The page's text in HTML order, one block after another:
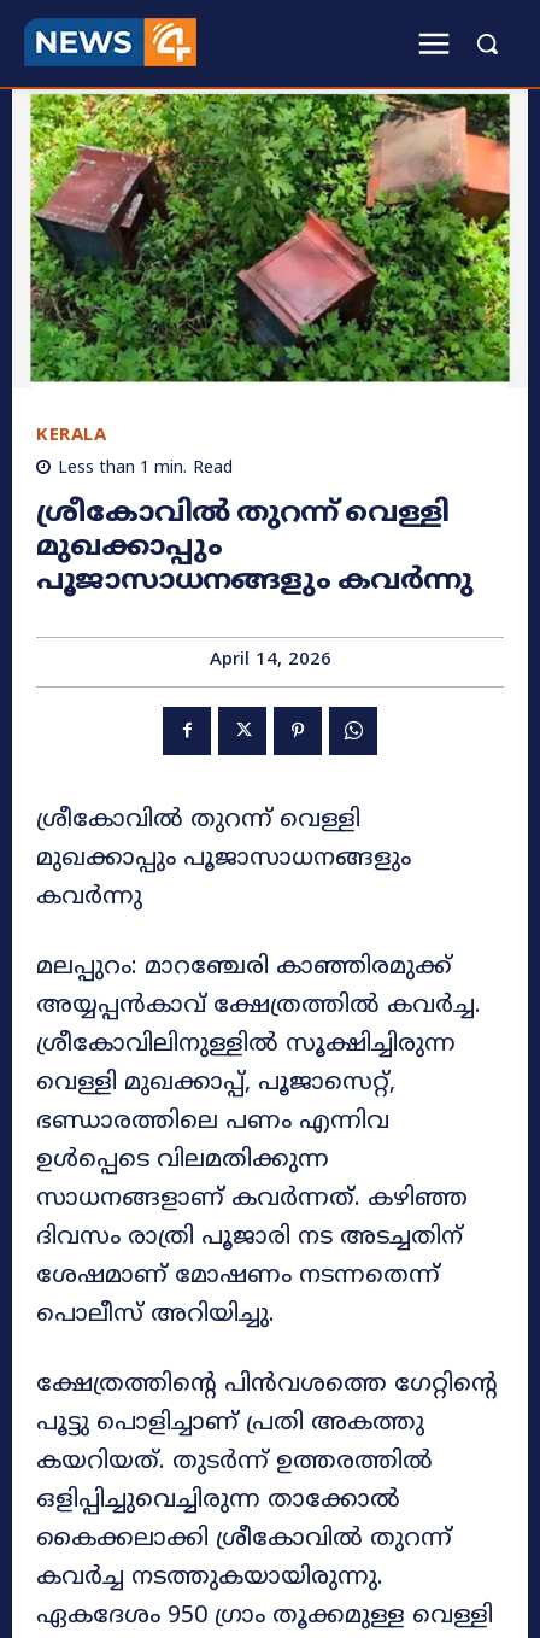
KERALA
Less than 1 min. Read
ശ്രീകോവിൽ തുറന്ന് വെള്ളി
മുഖക്കാപ്പും
പൂജാസാധനങ്ങളും കവർന്നു
April 14, 2026
ശ്രീകോവിൽ തുറന്ന് വെള്ളി
മുഖക്കാപ്പും പൂജാസാധനങ്ങളും
കവർന്നു
മലപ്പുറം: മാറഞ്ചേരി കാഞ്ഞിരമുക്ക്
അയ്യപ്പന്‍കാവ് ക്ഷേത്രത്തിൽ കവർച്ച.
ശ്രീകോവിലിനുള്ളിൽ സൂക്ഷിച്ചിരുന്ന
വെള്ളി മുഖക്കാപ്പ്, പൂജാസെറ്റ്,
ഭണ്ഡാരത്തിലെ പണം എന്നിവ
ഉൾപ്പെടെ വിലമതിക്കുന്ന
സാധനങ്ങളാണ് കവർന്നത്. കഴിഞ്ഞ
ദിവസം രാത്രി പൂജാരി നട അടച്ചതിന്
ശേഷമാണ് മോഷണം നടന്നതെന്ന്
പൊലീസ് അറിയിച്ചു.
ക്ഷേത്രത്തിന്റെ പിന്‍വശത്തെ ഗേറ്റിന്റെ
പൂട്ടു പൊളിച്ചാണ് പ്രതി അകത്തു
കയറിയത്. തുടർന്ന് ഉത്തരത്തിൽ
ഒളിപ്പിച്ചുവെച്ചിരുന്ന താക്കോൽ
കൈക്കലാക്കി ശ്രീകോവിൽ തുറന്ന്
കവർച്ച നടത്തുകയായിരുന്നു.
ഏകദേശം 950 ഗ്രാം തൂക്കമുള്ള വെള്ളി